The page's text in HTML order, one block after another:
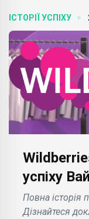
ІСТОРІЇ УСПІХУ
успіху
Повна історія
Дізнайтеся